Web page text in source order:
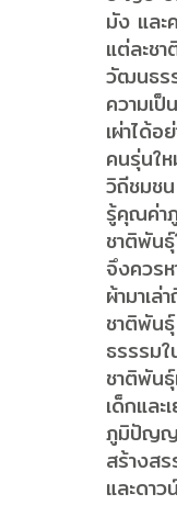
มัง และ
แต่ละช
วัฒนธร
ความเ
เผ่าได้
คนรุ่นใ
วิถีชมชน
รู้คุณค่า
ชาติพัน
จึงควร
ผ้ามาเล่
ชาติพัน
ธรรรม
ชาติพัน
เด็กแล
ภูมิปัญญ
สร้างส
และดาว